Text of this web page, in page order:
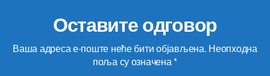
Оставите одговор
Ваша адреса е-поште неће бити објављена. Неопходна
поља су означена*